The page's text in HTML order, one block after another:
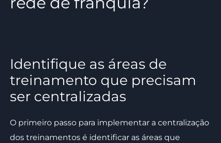
Identifique as áreas de
treinamento que precisam
ser centralizadas
O primeiro passo para implementar a centralização
dos treinamentos é identificar as áreas que